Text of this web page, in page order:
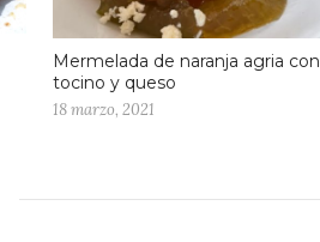
Mermelada de naranja agria con
tocino y queso
18 marzo, 2021